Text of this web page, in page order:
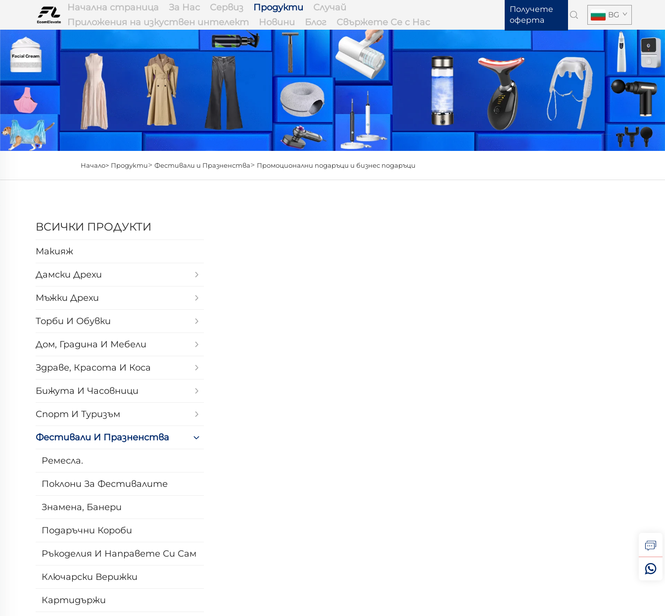
Начална страница За Нас Сервиз Продукти
Случай
Приложения на изкуствен интелект
Новини Блог Свържете Се с Нас
Получете
оферта
BG
Начало> Продукти> Фестивали и Празненства> Промоционални подаръци и бизнес подаръци
ВСИЧКИ ПРОДУКТИ
Макияж
Дамски Дрехи
Мъжки Дрехи
Торби И Обувки
Дом, Градина И Мебели
Здраве, Красота И Коса
Бижута И Часовници
Спорт И Туризъм
Фестивали И Празненства
Ремесла.
Поклони За Фестивалите
Знамена, Банери
Подаръчни Короби
Ръкоделия И Направете Си Сам
Ключарски Верижки
Картидържи